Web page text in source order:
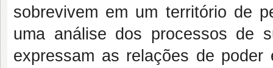
sobrevivem em um território de
uma análise dos processos de
expressam as relações de